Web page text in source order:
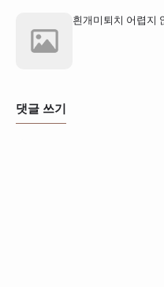
흰개미퇴치 어렵지
댓글 쓰기